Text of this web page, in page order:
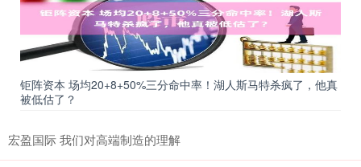
钜阵资本 场均20+8+50%三分命中率！湖人斯马特杀疯了，他真
被低估了？
宏盈国际 我们对高端制造的理解